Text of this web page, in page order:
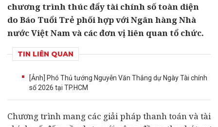
chương trình thúc đẩy tài chính số toàn diện
do Báo Tuổi Trẻ phối hợp với Ngân hàng Nhà
nước Việt Nam và các đơn vị liên quan tổ chức.
TIN LIÊN QUAN
[Ảnh] Phó Thủ tướng Nguyễn Văn Thắng dự Ngày Tài chính
số 2026 tại TP.HCM
Chương trình mang các giải pháp thanh toán và tài